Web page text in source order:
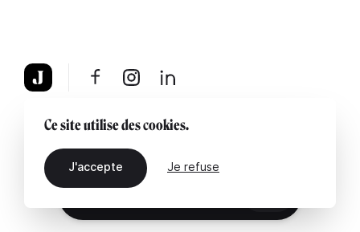
À propos Mentions légales Contactez-nous
Ce site utilise des cookies.
J'accepte Je refuse